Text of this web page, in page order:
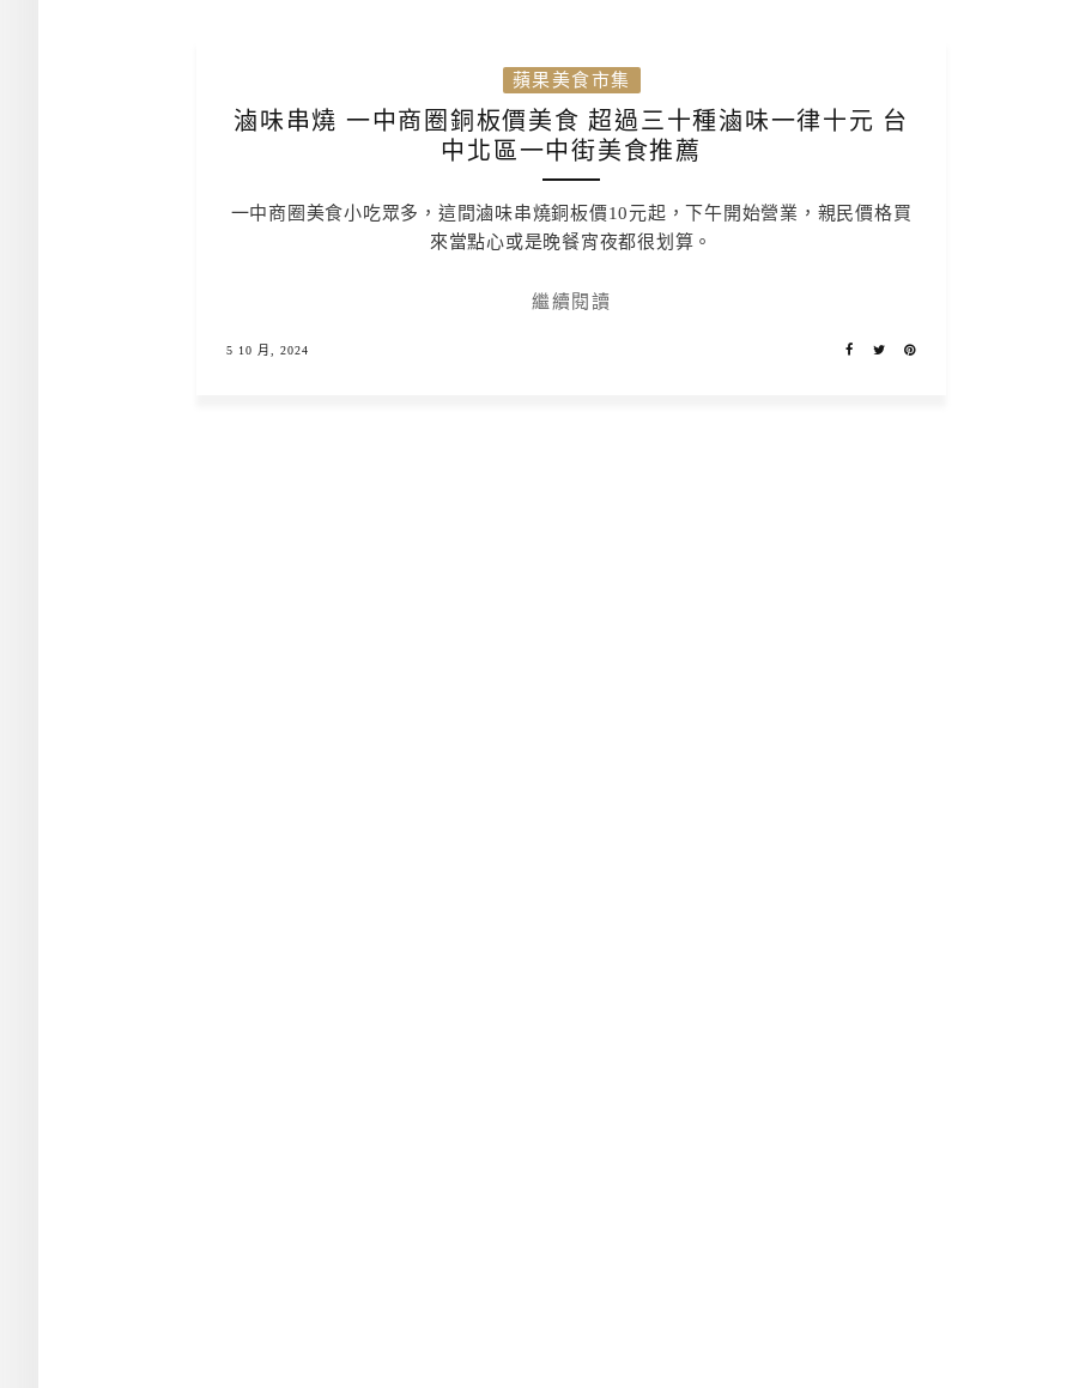
蘋果美食市集
滷味串燒 一中商圈銅板價美食 超過三十種滷味一律十元 台
中北區一中街美食推薦
一中商圈美食小吃眾多，這間滷味串燒銅板價10元起，下午開始營業，親民價格買
來當點心或是晚餐宵夜都很划算。
繼續閱讀
5 10 月, 2024